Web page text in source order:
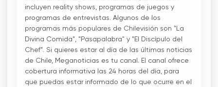
incluyen reality shows, programas de juegos y
programas de entrevistas. Algunos de los
programas más populares de Chilevisión son "La
Divina Comida", "Pasapalabra" y "El Discípulo del
Chef". Si quieres estar al día de las últimas noticias
de Chile, Meganoticias es tu canal. El canal ofrece
cobertura informativa las 24 horas del día, para
que puedas estar informado de lo que ocurre en el